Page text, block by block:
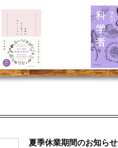
夏季休業期間のお知らせ